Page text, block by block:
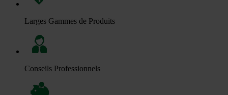
Larges Gammes de Produits
Conseils Professionnels